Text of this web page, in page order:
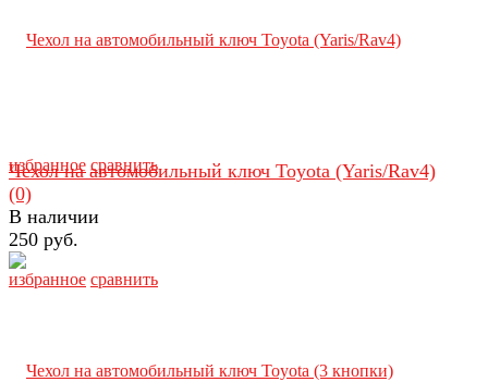
избранное сравнить
избранное сравнить
Чехол на автомобильный ключ Toyota (Yaris/Rav4)
(0)
В наличии
250 руб.